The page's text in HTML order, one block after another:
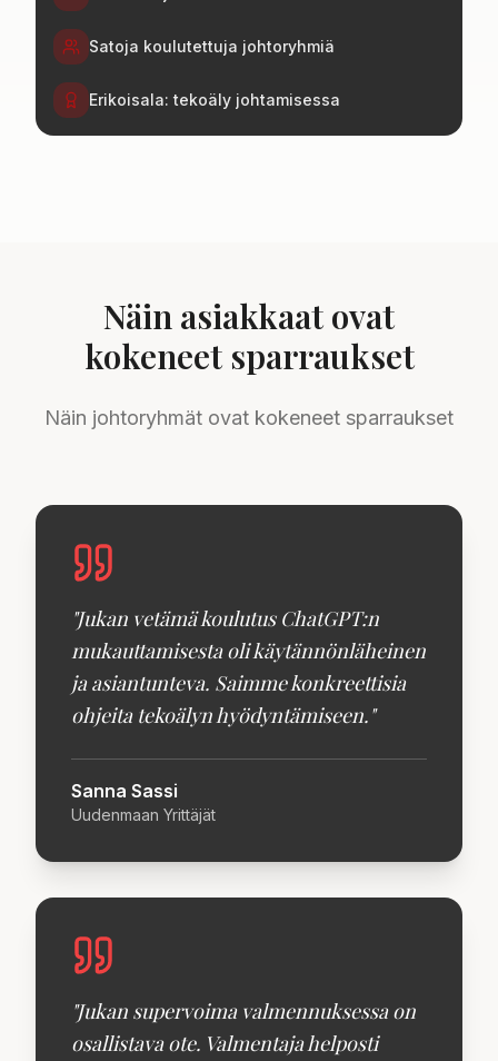
Satoja koulutettuja johtoryhmiä
Erikoisala: tekoäly johtamisessa
Näin asiakkaat ovat
kokeneet sparraukset
Näin johtoryhmät ovat kokeneet sparraukset
"Jukan vetämä koulutus ChatGPT:n
mukauttamisesta oli käytännönläheinen
ja asiantunteva. Saimme konkreettisia
ohjeita tekoälyn hyödyntämiseen."
Sanna Sassi
Uudenmaan Yrittäjät
"Jukan supervoima valmennuksessa on
osallistava ote. Valmentaja helposti